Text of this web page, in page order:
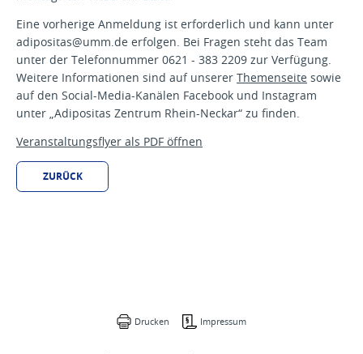
Eine vorherige Anmeldung ist erforderlich und kann unter
adipositas@umm.de erfolgen. Bei Fragen steht das Team
unter der Telefonnummer 0621 - 383 2209 zur Verfügung.
Weitere Informationen sind auf unserer Themenseite sowie
auf den Social-Media-Kanälen Facebook und Instagram
unter „Adipositas Zentrum Rhein-Neckar“ zu finden.
Veranstaltungsflyer als PDF öffnen
ZURÜCK
Drucken Impressum